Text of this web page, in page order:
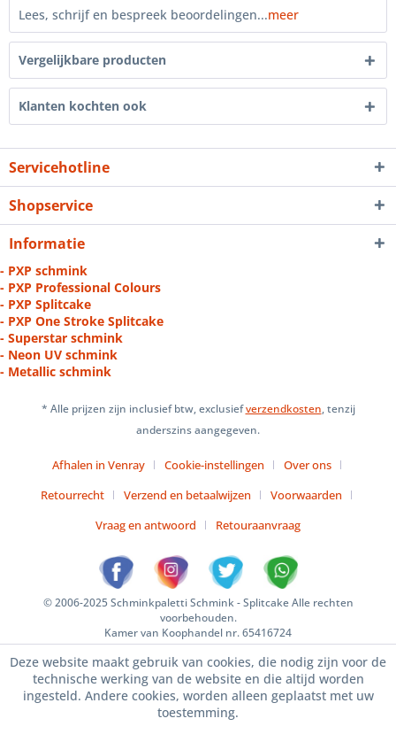
Lees, schrijf en bespreek beoordelingen...meer
Vergelijkbare producten
Klanten kochten ook
Servicehotline
Shopservice
Informatie
- PXP schmink
- PXP Professional Colours
- PXP Splitcake
- PXP One Stroke Splitcake
- Superstar schmink
- Neon UV schmink
- Metallic schmink
* Alle prijzen zijn inclusief btw, exclusiefverzendkosten, tenzij
anderszins aangegeven.
Afhalen in Venray Cookie-instellingen
Over ons
Retourrecht
Verzend en betaalwijzen
Voorwaarden
Vraag en antwoord
Retouraanvraag
© 2006-2025 Schminkpaletti Schmink - Splitcake Alle rechten
voorbehouden.
Kamer van Koophandel nr. 65416724
Deze website maakt gebruik van cookies, die nodig zijn voor de
technische werking van de website en die altijd worden
ingesteld. Andere cookies, worden alleen geplaatst met uw
toestemming.